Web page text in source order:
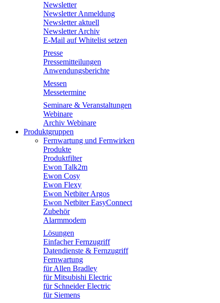
Newsletter
Newsletter Anmeldung
Newsletter aktuell
Newsletter Archiv
E-Mail auf Whitelist setzen
Presse
Pressemitteilungen
Anwendungsberichte
Messen
Messetermine
Seminare & Veranstaltungen
Webinare
Archiv Webinare
Produktgruppen
Fernwartung und Fernwirken
Produkte
Produktfilter
Ewon Talk2m
Ewon Cosy
Ewon Flexy
Ewon Netbiter Argos
Ewon Netbiter EasyConnect
Zubehör
Alarmmodem
Lösungen
Einfacher Fernzugriff
Datendienste & Fernzugriff
Fernwartung
für Allen Bradley
für Mitsubishi Electric
für Schneider Electric
für Siemens